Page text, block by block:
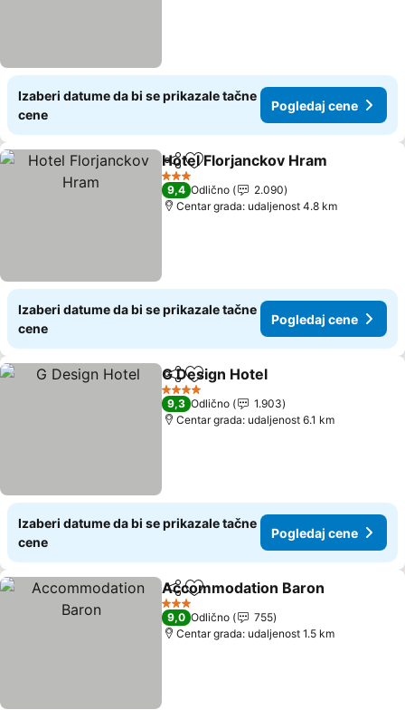
Izaberi datume da bi se prikazale tačne
cene
Pogledaj cene
Deli Dodati u favorite
Hotel Florjanckov Hram
3 Zvezdice
9,4 Odlično
2.090
Centar grada: udaljenost 4.8 km
Izaberi datume da bi se prikazale tačne
cene
Pogledaj cene
Deli Dodati u favorite
G Design Hotel
4 Zvezdice
9,3 Odlično
1.903
Centar grada: udaljenost 6.1 km
Izaberi datume da bi se prikazale tačne
cene
Pogledaj cene
Deli Dodati u favorite
Accommodation Baron
3 Zvezdice
9,0 Odlično
755
Centar grada: udaljenost 1.5 km